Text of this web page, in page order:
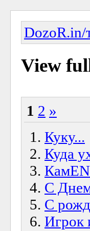
DozoR.in/
View
1 2 »
Куку...
Куда
С
С
Игрок